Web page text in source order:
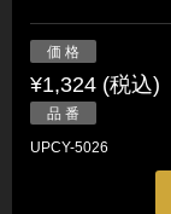
価 格
¥1,324 (税込)
品 番
UPCY-5026